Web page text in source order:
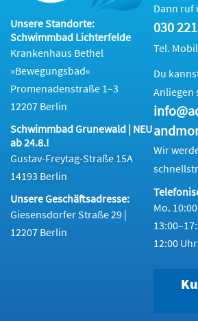
Unsere Standorte:
Schwimmbad Lichterfelde
Krankenhaus Bethel
»Bewegungsbad«
Promenadenstraße 1–3
12207 Berlin
Schwimmbad Grunewald | NEU
ab 24.8.!
Gustav-Freytag-Straße 15A
14193 Berlin
Unsere Geschäftsadresse:
Giesensdorfer Straße 29 |
12207 Berlin
Dann ruf
030
Tel. Mobil
Du
Anliegen
Wir
Mo.
12:00 Uhr